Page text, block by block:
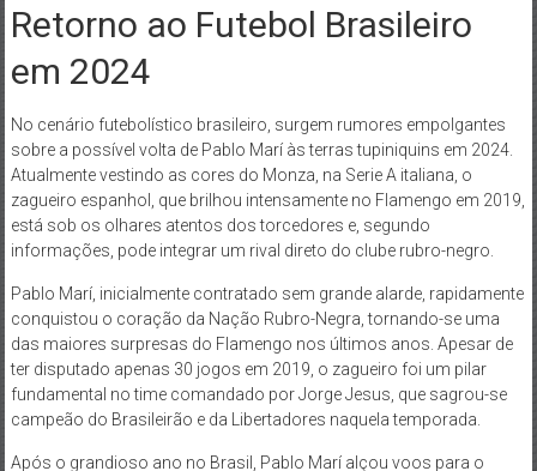
Retorno ao Futebol Brasileiro
em 2024
No cenário futebolístico brasileiro, surgem rumores empolgantes
sobre a possível volta de Pablo Marí às terras tupiniquins em 2024.
Atualmente vestindo as cores do Monza, na Serie A italiana, o
zagueiro espanhol, que brilhou intensamente no Flamengo em 2019,
está sob os olhares atentos dos torcedores e, segundo
informações, pode integrar um rival direto do clube rubro-negro.
Pablo Marí, inicialmente contratado sem grande alarde, rapidamente
conquistou o coração da Nação Rubro-Negra, tornando-se uma
das maiores surpresas do Flamengo nos últimos anos. Apesar de
ter disputado apenas 30 jogos em 2019, o zagueiro foi um pilar
fundamental no time comandado por Jorge Jesus, que sagrou-se
campeão do Brasileirão e da Libertadores naquela temporada.
Após o grandioso ano no Brasil, Pablo Marí alçou voos para o